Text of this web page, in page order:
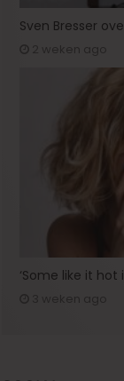
Sven Bresser
2 weken ago
‘Some like it